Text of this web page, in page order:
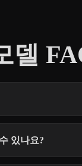
델
있나요?